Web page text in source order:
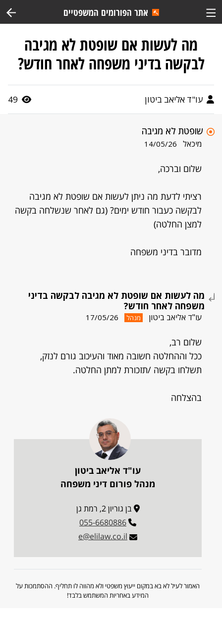
אתר הפורומים המשפטיים
מה לעשות אם שופטת לא מגיבה
לבקשה בדיני משפחה לאחר חודש?
עו"ד אליאב ביטון 49
שופטת לא מגיבה
מיכאל 14/05/26
שלום וברכה,
רציתי לדעת מה ניתן לעשות אם שופטת לא מגיבה
לבקשה כעבור חודש ימים? (גם לאחר שנשלחה בקשה
למצן החלטה)
מדובר בדיני משפחה
מה לעשות אם שופטת לא מגיבה לבקשה בדיני
משפחה לאחר חודש?
עו"ד אליאב ביטון מנהל 17/05/26
שלום רב,
ככל וההחלטה חשובה מאוד והעיכוב גורם לנזק,
תשלחו בקשה /תזכורת למתן החלטה.
בהצלחה
עו"ד אליאב ביטון
מנהל פורום דיני משפחה
בן גוריון 2, רמת גן
055-6680886
e@elilaw.co.il
האמור לעיל לא בא במקום ייעוץ משפטי ולא מהווה לו תחליף. ההסתמכות על
המידע באחריות המשתמש בלבד!